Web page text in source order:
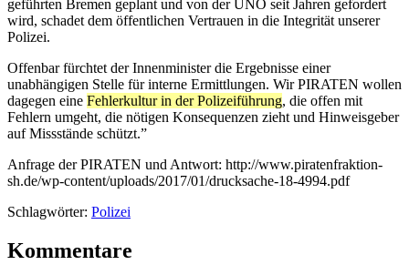
geführten Bremen geplant und von der UNO seit Jahren gefordert
wird, schadet dem öffentlichen Vertrauen in die Integrität unserer
Polizei.
Offenbar fürchtet der Innenminister die Ergebnisse einer
unabhängigen Stelle für interne Ermittlungen. Wir PIRATEN wollen
dagegen eine Fehlerkultur in der Polizeiführung, die offen mit
Fehlern umgeht, die nötigen Konsequenzen zieht und Hinweisgeber
auf Missstände schützt.”
Anfrage der PIRATEN und Antwort: http://www.piratenfraktion-
sh.de/wp-content/uploads/2017/01/drucksache-18-4994.pdf
Schlagwörter: Polizei
Kommentare